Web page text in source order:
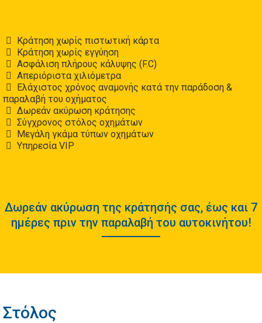
Κράτηση χωρίς πιστωτική κάρτα
Κράτηση χωρίς εγγύηση
Ασφάλιση πλήρους κάλυψης (F.C)
Απεριόριστα χιλιόμετρα
Ελάχιστος χρόνος αναμονής κατά την παράδοση &
παραλαβή του οχήματος
Δωρεάν ακύρωση κράτησης
Σύγχρονος στόλος οχημάτων
Μεγάλη γκάμα τύπων οχημάτων
Υπηρεσία VIP
Δωρεάν ακύρωση της κράτησής σας, έως και 7
ημέρες πριν την παραλαβή του αυτοκινήτου!
Στόλος